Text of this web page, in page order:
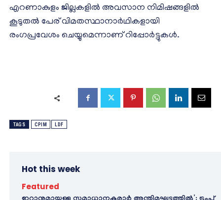
എറണാകുളം ജില്ലകളിൽ അവസാന നിമിഷങ്ങളിൽ
കൂടുതൽ പേര് വിമതസ്ഥാനാർഥികളായി
രംഗപ്രവേശം ചെയ്യുമെന്നാണ് റിപ്പോർട്ടുകൾ.
TAGS CPIM LDF
Hot this week
Featured